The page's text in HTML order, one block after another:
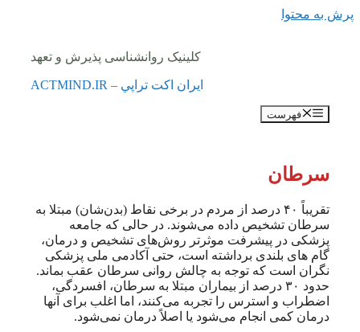
پرش به محتوا
کلینیک روانشناسی پذیرش و تعهد
ايران اكت تراپي – ACTMIND.IR
فهرست
سرطان
تقریباً ۴۰ درصد از مردم در برخی نقاط (بدن‌شان) مبتلا به
سرطان تشخیص داده می‌شوند. در حالی که جامعه
پزشکی در پیشرفت موثرتر روش‌های تشخیص و درمان،
گام های بلندی برداشته است، حتی آکادمی ملی پزشکی
نگران است که توجه به چالش روانی سرطان عقب بماند.
حدود ۳۰ درصد از بیماران مبتلا به سرطان، افسردگی،
اضطراب و استرس را تجربه می‌کنند، اما اغلب برای آنها
درمان کمی انجام می‌شود یا اصلاً درمان نمی‌شود.